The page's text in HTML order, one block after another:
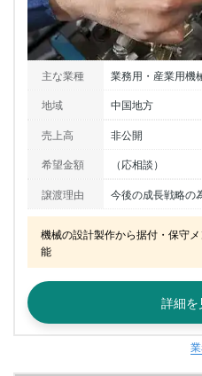
主な業種
業務用・産業用機
地域
中国地方
売上高
非公開
希望金額
（応相談）
譲渡理由
今後の成長戦略の
機械の設計製作から据付・保守
能
詳細を